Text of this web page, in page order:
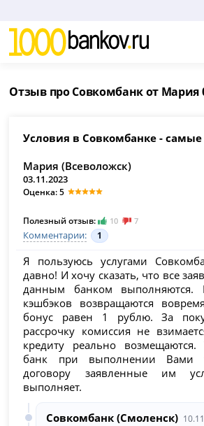
Отзыв про Совкомбанк от Мария
Условия в Совкомбанке -
Мария (Всеволожск)
03.11.2023
Оценка: 5
Полезный отзыв: 10 7
Комментарии: 1
Я пользуюсь услугами
давно! И хочу сказать, что все
данным банком
кэшбэков возвращаются
бонус равен 1 рублю. За
рассрочку комиссия не
кредиту реально возмещаются.
банк при выполнении Вами
договору заявленные им
выполняет.
Совкомбанк (Смоленск)